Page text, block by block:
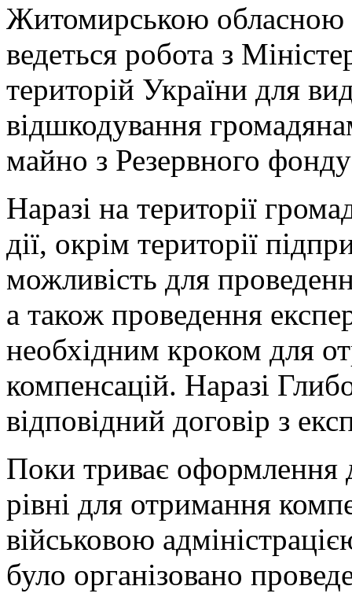
Житомирською обласною
ведеться робота з
територій України для
відшкодування
майно з Резервного
Наразі на території
дії, окрім території
можливість для
а також проведення
необхідним кроком для
компенсацій. Наразі
відповідний договір з
Поки триває оформлення
рівні для отримання
військовою
було організовано